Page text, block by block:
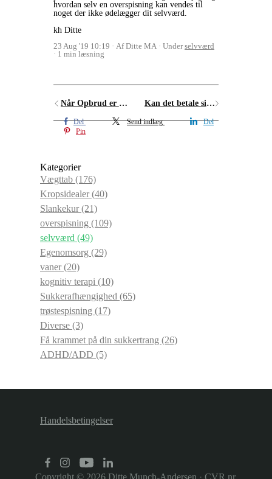
hvordan selv en overspisning kan vendes til
noget der ikke ødelægger dit selvværd.
kh Ditte
23 Aug '19 10:19
Af Ditte MA Underselvværd
1 min læsning
Når Opbrud er = dårlige vaner Kan det betale sig at betale så mange penge for at få styr på spisningen?
Del Send indlæg
Del
Pin
Kategorier
Vægttab (176)
Kropsidealer(40)
Slankekur(21)
overspisning (109)
selvværd (49)
Egenomsorg (29)
vaner(20)
kognitiv terapi (10)
Sukkerafhængighed (65)
trøstespisning (17)
Diverse (3)
Få krammet på din sukkertrang (26)
ADHD/ADD (5)
Handelsbetingelser
Copyright © 2026 Ditte Munch-Andersen · CVR nr.